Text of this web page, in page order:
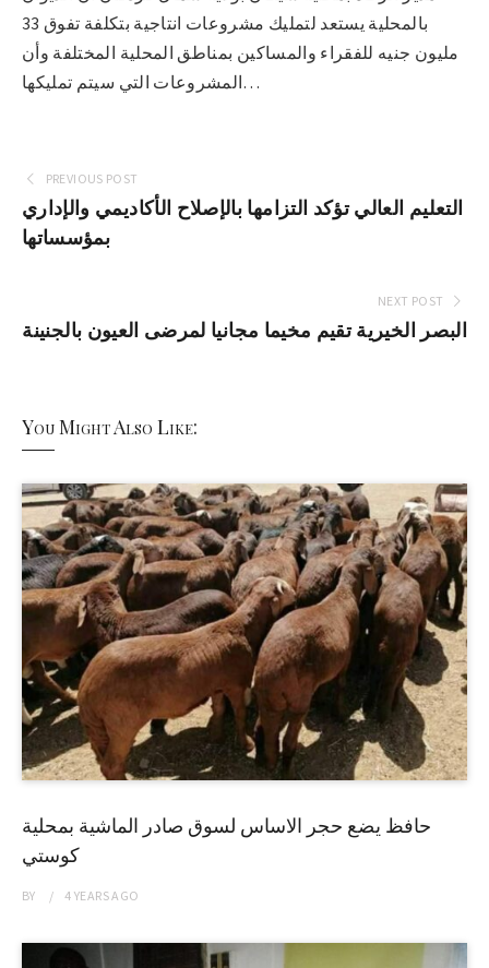
بالمحلية يستعد لتمليك مشروعات انتاجية بتكلفة تفوق 33
مليون جنيه للفقراء والمساكين بمناطق المحلية المختلفة وأن
المشروعات التي سيتم تمليكها…
PREVIOUS POST
التعليم العالي تؤكد التزامها بالإصلاح الأكاديمي والإداري
بمؤسساتها
NEXT POST
البصر الخيرية تقيم مخيما مجانيا لمرضى العيون بالجنينة
You Might Also Like:
حافظ يضع حجر الاساس لسوق صادر الماشية بمحلية
كوستي
BY 4 YEARSAGO